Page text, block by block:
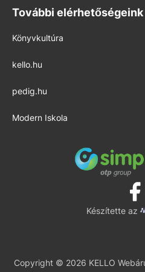
További elérhetőségeink
Könyvkultúra
kello.hu
pedig.hu
Modern Iskola
Készítette az
Copyright © 2026 KELLO